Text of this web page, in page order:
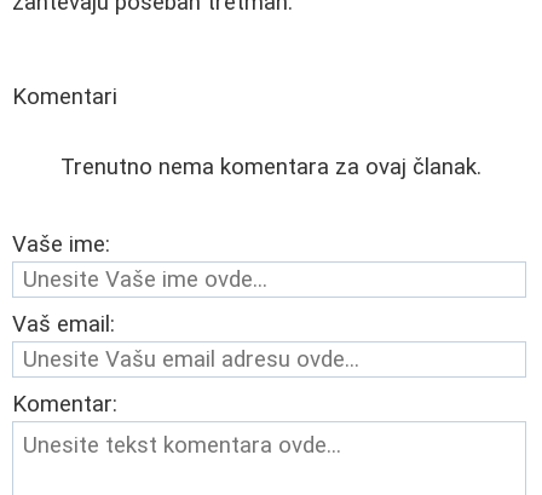
Komentari
Trenutno nema komentara za ovaj članak.
Vaše ime:
Vaš email:
Komentar: